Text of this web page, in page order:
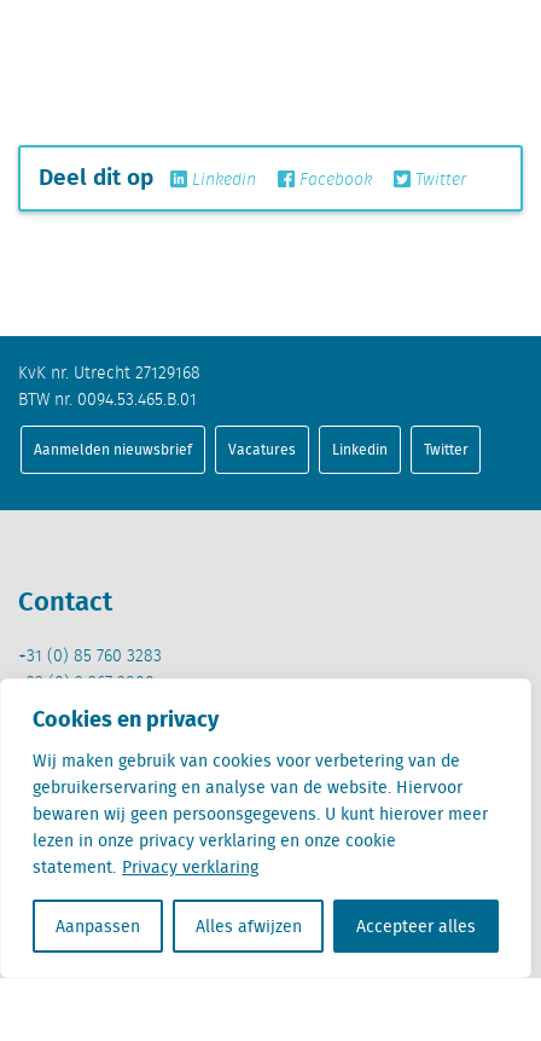
Cookies en privacy
Wij maken gebruik van cookies voor verbetering van de
gebruikerservaring en analyse van de website. Hiervoor
bewaren wij geen persoonsgegevens. U kunt hierover meer
lezen in onze privacy verklaring en onze cookie
statement. Privacy verklaring
Aanpassen Alles afwijzen Accepteer alles
Deel dit op Linkedin Facebook Twitter
KvK nr. Utrecht 27129168
BTW nr. 0094.53.465.B.01
Aanmelden nieuwsbrief Vacatures Linkedin Twitter
Contact
+31 (0) 85 760 3283
+32 (0) 2 267 2800
info@locatus.com
Kantoren
Nederland (hoofdkantoor)
Creative Valley
3511 ED Utrecht